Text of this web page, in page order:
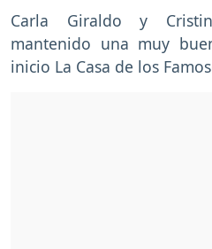
Carla Giraldo y
mantenido una muy
inicio La Casa de los